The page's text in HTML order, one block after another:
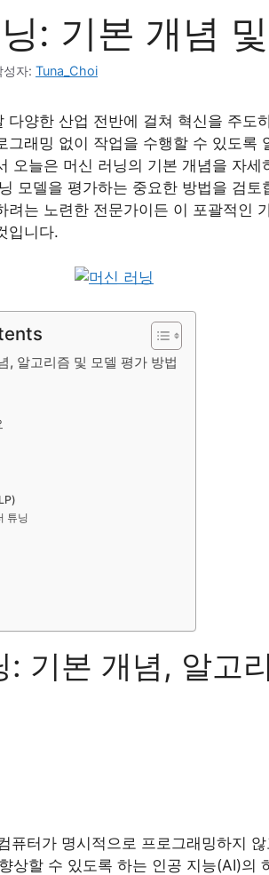
: 기본 개념
성자: Tuna_Choi
다양한 산업 전반에 걸쳐 혁신을 주도
그래밍 없이 작업을 수행할 수 있도록
오늘은 머신 러닝의 기본 개념을 자
모델을 평가하는 중요한 방법을 검
려는 노련한 전문가이든 이 포괄적인
입니다.
, 알고리즘 및 모델 평가 방법
튜닝
: 기본 개념, 알고
퓨터가 명시적으로 프로그래밍하지
상할 수 있도록 하는 인공 지능(AI)의